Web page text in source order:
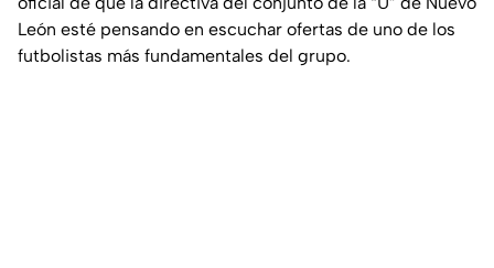
León esté pensando en escuchar ofertas de uno de los
futbolistas más fundamentales del grupo.